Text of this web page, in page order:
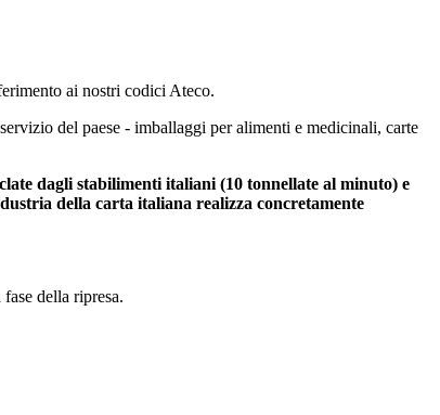
ai nostri codici Ateco.
del paese - imballaggi per alimenti e medicinali, carte
dagli stabilimenti italiani (10 tonnellate al minuto) e
della carta italiana realizza concretamente
della ripresa.